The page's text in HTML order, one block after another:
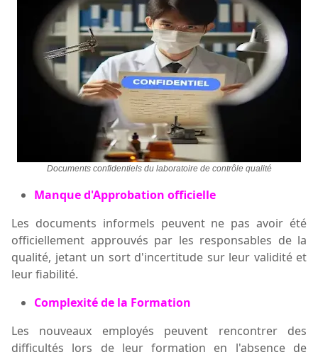
Documents confidentiels du laboratoire de contrôle qualité
Manque d'Approbation officielle
Les documents informels peuvent ne pas avoir été
officiellement approuvés par les responsables de la
qualité, jetant un sort d'incertitude sur leur validité et
leur fiabilité.
Complexité de la Formation
Les nouveaux employés peuvent rencontrer des
difficultés lors de leur formation en l'absence de